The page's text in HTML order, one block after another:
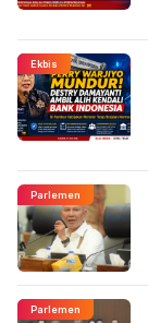
Ekbis
Parlemen
Parlemen